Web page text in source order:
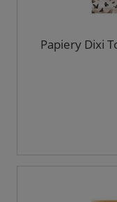
Papiery Dixi